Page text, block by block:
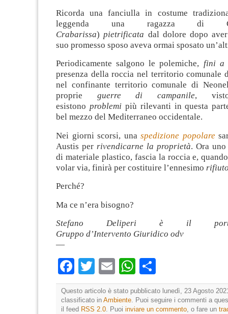
Ricorda una fanciulla in costume
leggenda una ragazza di
Crabarissa)pietrificata dal dolore dopo
suo promesso sposo aveva ormai sposato
Periodicamente salgono le polemiche, fini a
presenza della roccia nel territorio comunale
nel confinante territorio comunale di
proprie guerre di campanile,
esistono problemi più rilevanti in questa
bel mezzo del Mediterraneo occidentale.
Nei giorni scorsi, una spedizione popolare
Austis per rivendicarne la proprietà. Ora
di materiale plastico, fascia la roccia e,
volar via, finirà per costituire l’ennesimo
Perché?
Ma ce n’era bisogno?
Stefano Deliperi è il
Gruppo d’Intervento Giuridico odv
—
Facebook
TwitterEmailWhatsApp
Questo articolo è stato pubblicato lunedì, 23 Agosto
classificato in Ambiente. Puoi seguire i commenti a
il feed RSS 2.0. Puoi inviare un commento, o fare un